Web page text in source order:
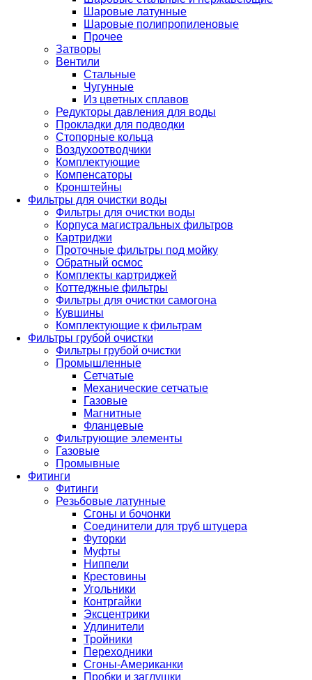
Шаровые латунные
Шаровые полипропиленовые
Прочее
Затворы
Вентили
Стальные
Чугунные
Из цветных сплавов
Редукторы давления для воды
Прокладки для подводки
Стопорные кольца
Воздухоотводчики
Комплектующие
Компенсаторы
Кронштейны
Фильтры для очистки воды
Фильтры для очистки воды
Корпуса магистральных фильтров
Картриджи
Проточные фильтры под мойку
Обратный осмос
Комплекты картриджей
Коттеджные фильтры
Фильтры для очистки самогона
Кувшины
Комплектующие к фильтрам
Фильтры грубой очистки
Фильтры грубой очистки
Промышленные
Сетчатые
Механические сетчатые
Газовые
Магнитные
Фланцевые
Фильтрующие элементы
Газовые
Промывные
Фитинги
Фитинги
Резьбовые латунные
Сгоны и бочонки
Соединители для труб штуцера
Футорки
Муфты
Ниппели
Крестовины
Угольники
Контргайки
Эксцентрики
Удлинители
Тройники
Переходники
Сгоны-Американки
Пробки и заглушки